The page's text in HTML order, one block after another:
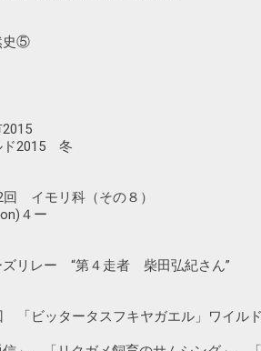
史⑤
ド2015 冬
回 イモリ科（その８）
４ー
ズリレー “第４走者 柴田弘紀さん”
「ビッタータスフキヤガエル」
ワイル